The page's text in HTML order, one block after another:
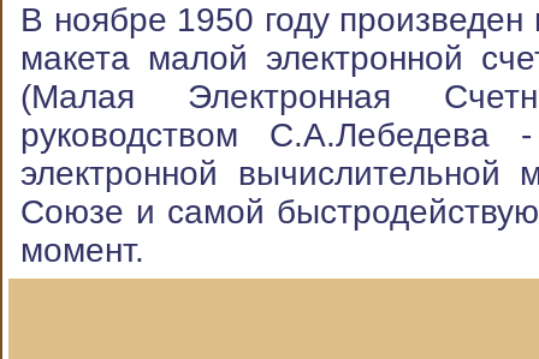
В ноябре 1950 году
макета малой электронной
(Малая Электронная
руководством С.А.Лебедева
электронной
Союзе и самой
момент.